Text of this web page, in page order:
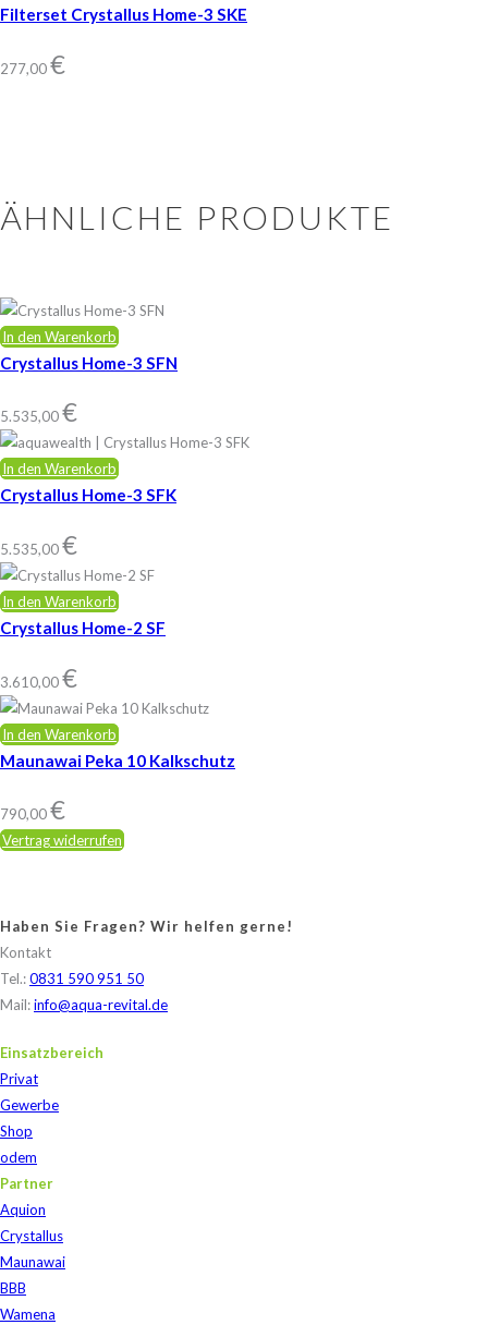
Filterset Crystallus Home-3 SKE
277,00€
ÄHNLICHE PRODUKTE
In den Warenkorb
Crystallus Home-3 SFN
5.535,00€
In den Warenkorb
Crystallus Home-3 SFK
5.535,00€
In den Warenkorb
Crystallus Home-2 SF
3.610,00€
In den Warenkorb
Maunawai Peka 10 Kalkschutz
790,00€
Vertrag widerrufen
Haben Sie Fragen? Wir helfen gerne!
Kontakt
Tel.:0831 590 951 50
Mail:info@aqua-revital.de
Einsatzbereich
Privat
Gewerbe
Shop
odem
Partner
Aquion
Crystallus
Maunawai
BBB
Wamena